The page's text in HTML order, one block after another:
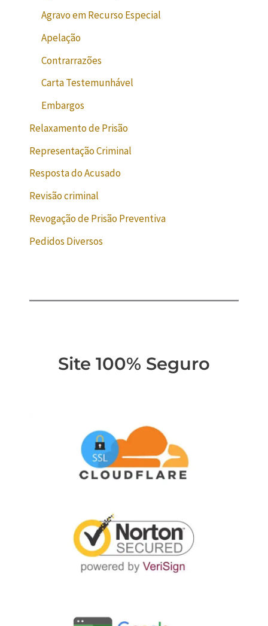
Agravo em Recurso Especial
Apelação
Contrarrazões
Carta Testemunhável
Embargos
Relaxamento de Prisão
Representação Criminal
Resposta do Acusado
Revisão criminal
Revogação de Prisão Preventiva
Pedidos Diversos
Site 100% Seguro